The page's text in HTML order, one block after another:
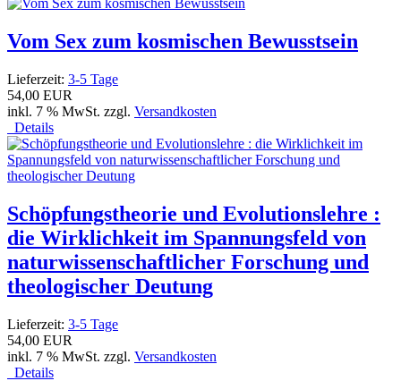
Vom Sex zum kosmischen Bewusstsein
Lieferzeit: 3-5 Tage
54,00 EUR
inkl. 7 % MwSt. zzgl. Versandkosten
Details
Schöpfungstheorie und Evolutionslehre :
die Wirklichkeit im Spannungsfeld von
naturwissenschaftlicher Forschung und
theologischer Deutung
Lieferzeit: 3-5 Tage
54,00 EUR
inkl. 7 % MwSt. zzgl. Versandkosten
Details